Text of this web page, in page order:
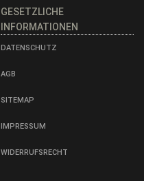
GESETZLICHE
INFORMATIONEN
DATENSCHUTZ
AGB
SITEMAP
IMPRESSUM
WIDERRUFSRECHT